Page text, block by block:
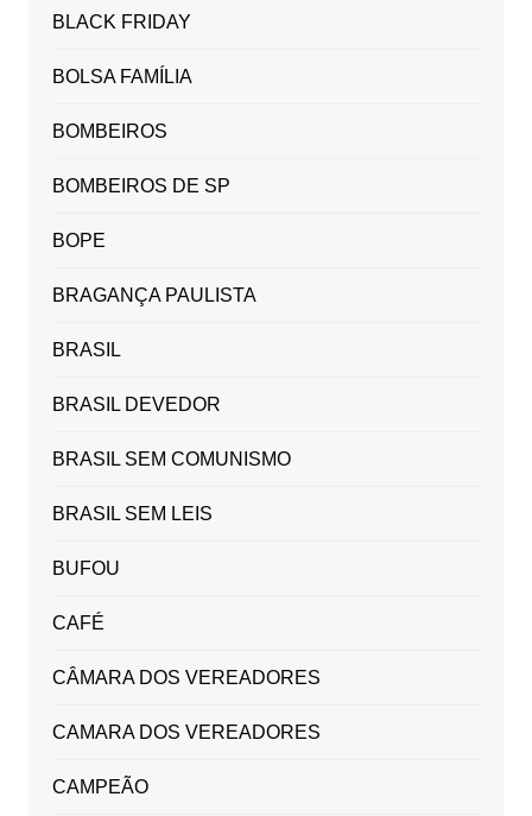
BLACK FRIDAY
BOLSA FAMÍLIA
BOMBEIROS
BOMBEIROS DE SP
BOPE
BRAGANÇA PAULISTA
BRASIL
BRASIL DEVEDOR
BRASIL SEM COMUNISMO
BRASIL SEM LEIS
BUFOU
CAFÉ
CÂMARA DOS VEREADORES
CAMARA DOS VEREADORES
CAMPEÃO